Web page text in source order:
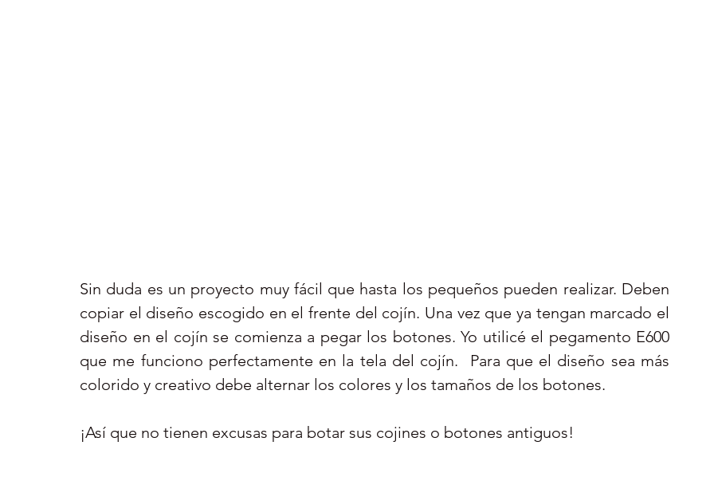
Sin duda es un proyecto muy fácil que hasta los pequeños pueden realizar. Deben
copiar el diseño escogido en el frente del cojín. Una vez que ya tengan marcado el
diseño en el cojín se comienza a pegar los botones. Yo utilicé el pegamento E600
que me funciono perfectamente en la tela del cojín.  Para que el diseño sea más
colorido y creativo debe alternar los colores y los tamaños de los botones.
¡Así que no tienen excusas para botar sus cojines o botones antiguos!